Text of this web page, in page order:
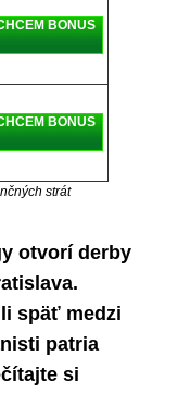
BONUS
BONUS
strát
otvorí derby
späť medzi
patria
si